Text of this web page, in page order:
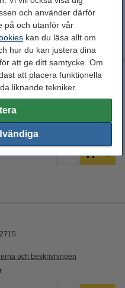
och använder därför
på och utanför vår
kan du läsa allt om
hur du kan justera dina
att ge ditt samtycke. Om
att placera funktionella
liknande tekniker.
och beskrivningen
och beskrivningen